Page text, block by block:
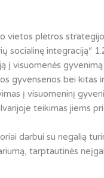
vietos plėtros
socialinę integraciją“
į visuomenės
gyvensenos bei kitas
į visuomeninį
teikimas jiems
darbui su negalią
tarptautinės